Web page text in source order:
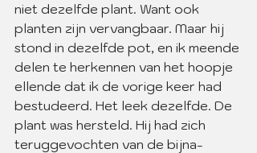
niet dezelfde plant. Want ook
planten zijn vervangbaar. Maar hij
stond in dezelfde pot, en ik meende
delen te herkennen van het hoopje
ellende dat ik de vorige keer had
bestudeerd. Het leek dezelfde. De
plant was hersteld. Hij had zich
teruggevochten van de bijna-